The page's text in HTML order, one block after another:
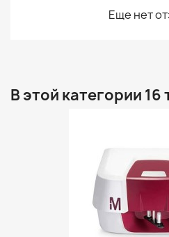
Еще нет
В этой категории 16